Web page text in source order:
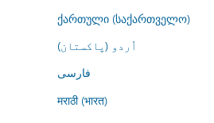
ქართული (საქართველო)
اُردو (پاکستان)
فارسى
मराठी (भारत)